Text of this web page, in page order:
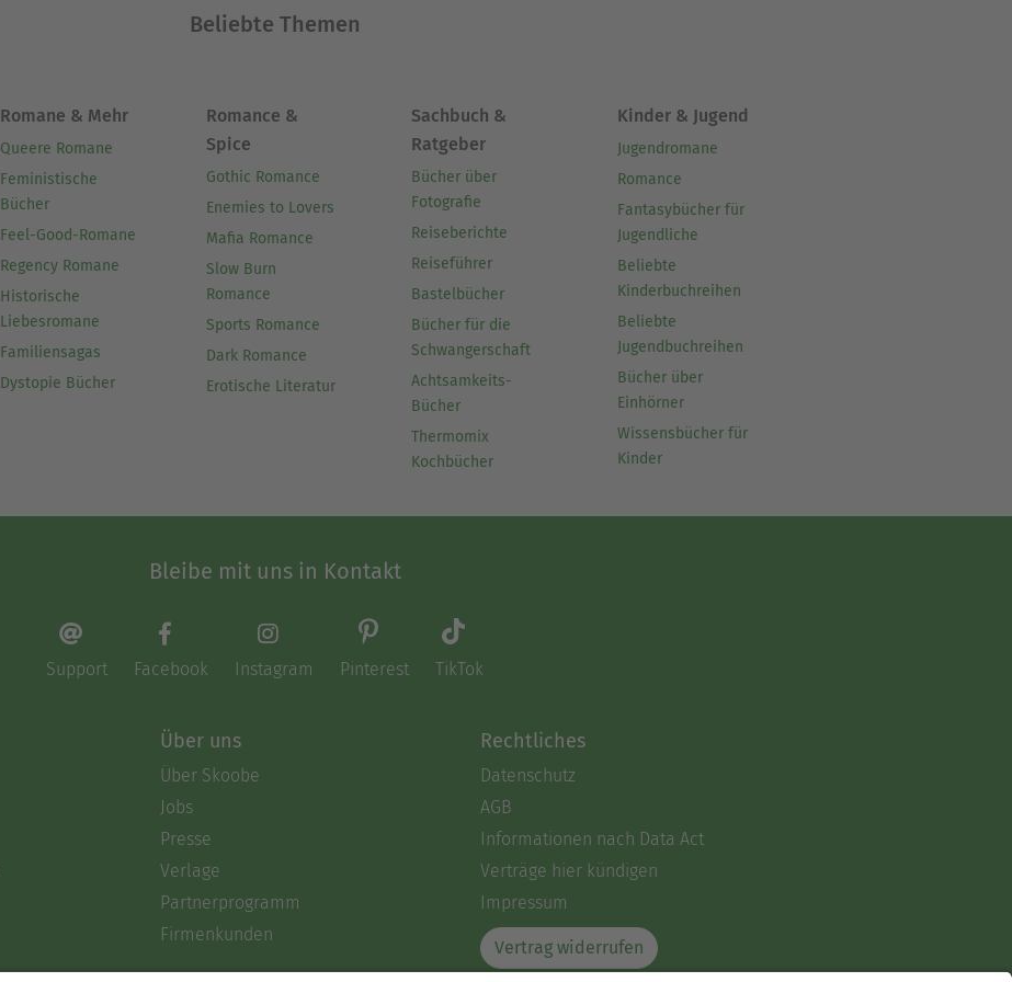
Beliebte Themen
Romane & Mehr
Queere Romane
Feministische
Bücher
Feel-Good-Romane
Regency Romane
Historische
Liebesromane
Familiensagas
Dystopie Bücher
Romance &
Spice
Gothic Romance
Enemies to Lovers
Mafia Romance
Slow Burn
Romance
Sports Romance
Dark Romance
Erotische Literatur
Sachbuch &
Ratgeber
Bücher über
Fotografie
Reiseberichte
Reiseführer
Bastelbücher
Bücher für die
Schwangerschaft
Achtsamkeits-
Bücher
Thermomix
Kochbücher
Kinder & Jugend
Jugendromane
Romance
Fantasybücher für
Jugendliche
Beliebte
Kinderbuchreihen
Beliebte
Jugendbuchreihen
Bücher über
Einhörner
Wissensbücher für
Kinder
Bleibe mit uns in Kontakt
Support Facebook Instagram Pinterest TikTok
Über uns
Über Skoobe
Jobs
Presse
Verlage
Partnerprogramm
Firmenkunden
Rechtliches
Datenschutz
AGB
Informationen nach Data Act
Verträge hier kündigen
Impressum
Vertrag widerrufen